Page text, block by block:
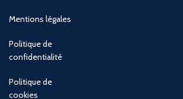
Mentions légales
Politique de
confidentialité
Politique de
cookies